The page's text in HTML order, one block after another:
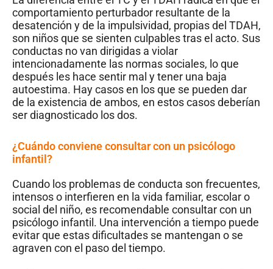
comportamiento perturbador resultante de la
desatención y de la impulsividad, propias del TDAH,
son niños que se sienten culpables tras el acto. Sus
conductas no van dirigidas a violar
intencionadamente las normas sociales, lo que
después les hace sentir mal y tener una baja
autoestima. Hay casos en los que se pueden dar
de la existencia de ambos, en estos casos deberían
ser diagnosticado los dos.
¿Cuándo conviene consultar con un psicólogo
infantil?
Cuando los problemas de conducta son frecuentes,
intensos o interfieren en la vida familiar, escolar o
social del niño, es recomendable consultar con un
psicólogo infantil. Una intervención a tiempo puede
evitar que estas dificultades se mantengan o se
agraven con el paso del tiempo.